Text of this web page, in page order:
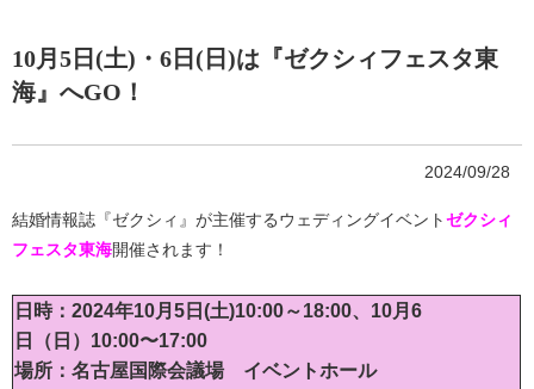
10月5日(土)・6日(日)は『ゼクシィフェスタ東
海』へGO！
2024/09/28
結婚情報誌『ゼクシィ』が主催するウェディングイベントゼクシィ
フェスタ東海開催されます！
日時：2024年10月5 日(土)10:00～18:00、10月6
日（日）10:00〜17:00
場所：名古屋国際会議場 イベントホール